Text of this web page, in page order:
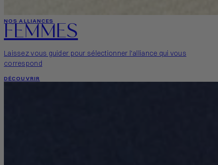
NOS ALLIANCES
FEMMES
Laissez vous guider pour sélectionner l'alliance qui vous
correspond
DÉCOUVRIR